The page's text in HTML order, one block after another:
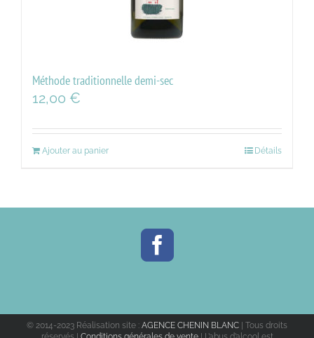
Méthode traditionnelle demi-sec
12,00 €
Ajouter au panier Détails
© 2014-2023 Réalisation site : AGENCE CHENIN BLANC | Tous droits